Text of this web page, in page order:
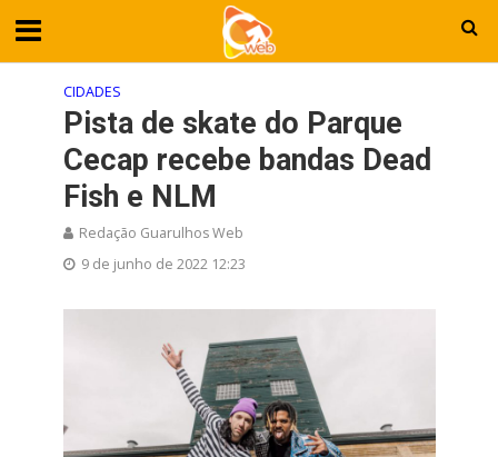
CIDADES
Pista de skate do Parque
Cecap recebe bandas Dead
Fish e NLM
Redação Guarulhos Web
9 de junho de 2022 12:23